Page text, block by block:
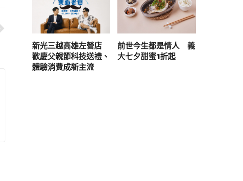
新光三越高雄左營店
歡慶父親節科技送禮、
體驗消費成新主流
前世今生都是情人 義
大七夕甜蜜1折起